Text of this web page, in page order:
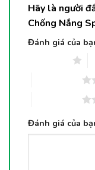
Hãy là người
Chống Nắng
Đánh giá của
Đánh giá của